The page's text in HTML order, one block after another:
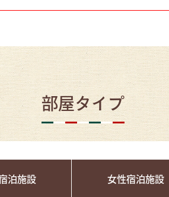
部屋タイプ
泊施設 女性宿泊施設